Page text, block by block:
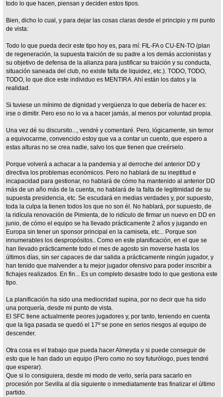
todo lo que hacen, piensan y deciden estos tipos.
Bien, dicho lo cual, y para dejar las cosas claras desde el principio y mi punto
de vista:
Todo lo que pueda decir este tipo hoy es, para mí: FIL-FA o CU-EN-TO (plan
de regeneración, la supuesta traición de su padre a los demás accionistas y
su objetivo de defensa de la alianza para justificar su traición y su conducta,
situación saneada del club, no existe falta de liquidez, etc.). TODO, TODO,
TODO, lo que dice este individuo es MENTIRA. Ahí están los datos y la
realidad.
Si tuviese un mínimo de dignidad y vergüenza lo que debería de hacer es:
irse o dimitir. Pero eso no lo va a hacer jamás, al menos por voluntad propia.
Una vez dé su discursito..., vendré y comentaré. Pero, lógicamente, sin temor
a equivocarme, convencido estoy que va a contar un cuento, que espero a
estas alturas no se crea nadie, salvo los que tienen que creérselo.
Porque volverá a achacar a la pandemia y al derroche del anterior DD y
directiva los problemas económicos. Pero no hablará de su ineptitud e
incapacidad para gestionar, no hablará de cómo ha mantenido al anterior DD
más de un año más de la cuenta, no hablará de la falta de legitimidad de su
supuesta presidencia, etc. Se escudará en medias verdades y, por supuesto,
toda la culpa la tienen todos los que no son él. No hablará, por supuesto, de
la ridícula renovación de Pimienta, de lo ridículo de firmar un nuevo en DD en
junio, de cómo el equipo se ha llevado prácticamente 2 años y jugando en
Europa sin tener un sponsor principal en la camiseta, etc... Porque son
innumerables los despropósitos.. Como en este planificación, en el que se
han llevado prácticamente todo el mes de agosto sin moverse hasta los
últimos días, sin ser capaces de dar salida a prácticamente ningún jugador, y
han tenido que malvender a tu mejor jugador ofensivo para poder inscribir a
fichajes realizados. En fin... Es un completo desastre todo lo que gestiona este
tipo.
La planificación ha sido una mediocridad supina, por no decir que ha sido
una porquería, desde mi punto de vista.
El SFC tiene actualmente peores jugadores y, por tanto, teniendo en cuenta
que la liga pasada se quedó el 17º se pone en serios riesgos al equipo de
descender.
Otra cosa es el trabajo que pueda hacer Almeyda y si puede conseguir de
esto que le han dado un equipo (Pero como no soy futurólogo, pues tendré
que esperar).
Que si lo consiguiera, desde mi modo de verlo, sería para sacarlo en
procesión por Sevilla al día siguiente o inmediatamente tras finalizar el último
partido.